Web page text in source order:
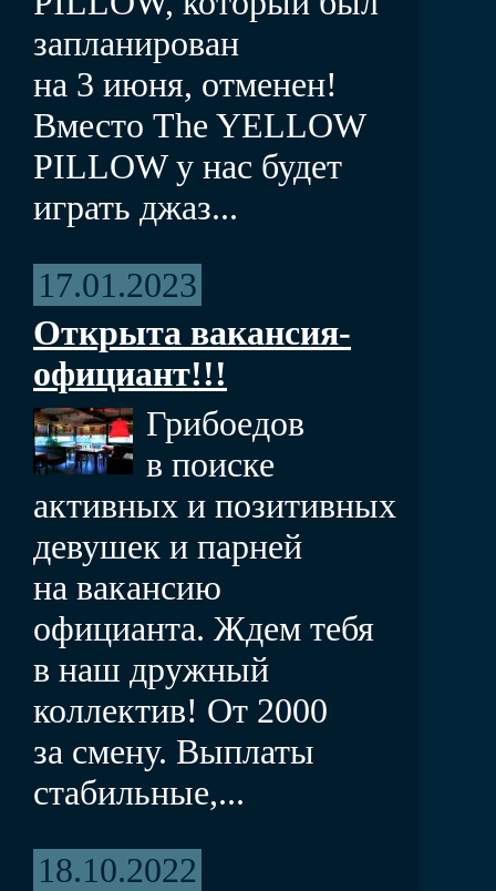
запланирован
на 3 июня, отменен!
Вместо The YELLOW
PILLOW у нас будет
играть джаз...
17.01.2023
Открыта вакансия-
официант!!!
Грибоедов
в поиске
активных и позитивных
девушек и парней
на вакансию
официанта. Ждем тебя
в наш дружный
коллектив! От 2000
за смену. Выплаты
стабильные,...
18.10.2022